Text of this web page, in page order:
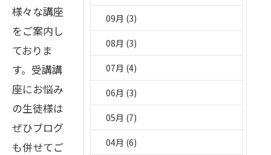
09月 (3)
08月 (3)
07月 (4)
06月 (3)
05月 (7)
04月 (6)
様々な講座
をご案内し
ておりま
す。受講講
座にお悩み
の生徒様は
ぜひブログ
も併せてご